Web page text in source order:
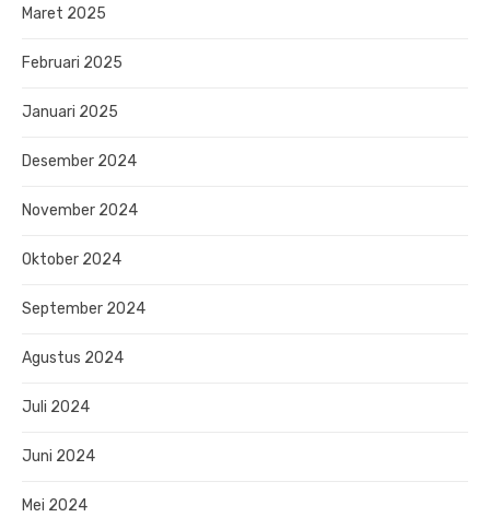
Maret 2025
Februari 2025
Januari 2025
Desember 2024
November 2024
Oktober 2024
September 2024
Agustus 2024
Juli 2024
Juni 2024
Mei 2024